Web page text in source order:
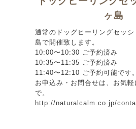
ヶ島
通常のドッグヒーリングセッシ
島で開催致します。
10:00〜10:30 ご予約済み
10:35〜11:35 ご予約済み
11:40〜12:10 ご予約可能です。
お申込み・お問合せは、お気軽
で。
http://naturalcalm.co.jp/